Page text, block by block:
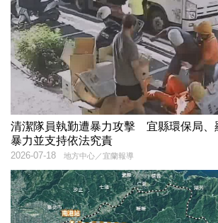
清潔隊員執勤遭暴力攻擊 宜縣環保局、
暴力並支持依法究責
地方中心／宜蘭報導
2026-07-18